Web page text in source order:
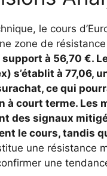
le cours
zone de
à 56,70 €.
s’établit à 77,06,
ce qui
à court terme. Les
des signaux
le cours, tandis
une résistance
une